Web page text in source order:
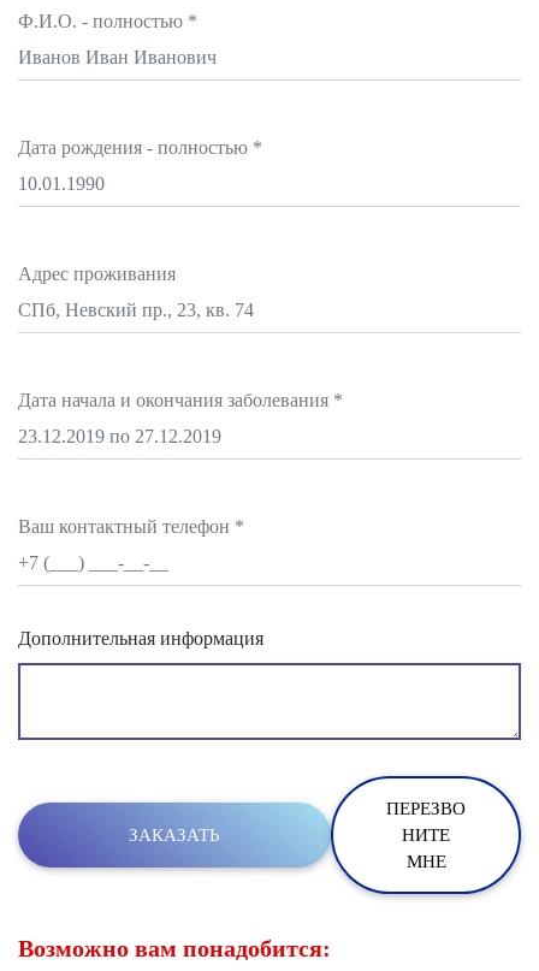
Ф.И.О. - полностью *
Дата рождения - полностью *
Адрес проживания
Дата начала и окончания заболевания *
Ваш контактный телефон *
Дополнительная информация
ПЕРЕЗВО
НИТЕ
МНЕ
Возможно вам понадобится: